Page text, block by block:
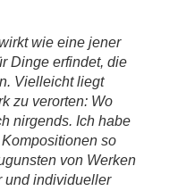
wie eine jener
Dinge erfindet, die
Vielleicht liegt
zu verorten: Wo
nirgends. Ich habe
so
von Werken
und individueller